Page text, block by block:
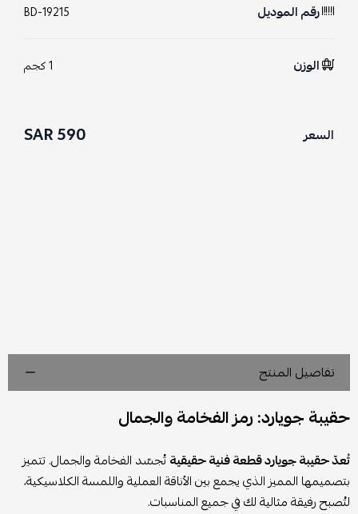
رقم الموديل BD-19215
الوزن 1 كجم
السعر 590 SAR
تفاصيل المنتج
حقيبة جويارد: رمز الفخامة والجمال
تُعدّ حقيبة جويارد قطعة فنية حقيقيةتُجسّد الفخامة والجمال. تتميز
بتصميمها المميز الذي يجمع بين الأناقة العملية واللمسة الكلاسيكية،
لتُصبح رفيقة مثالية لك في جميع المناسبات.